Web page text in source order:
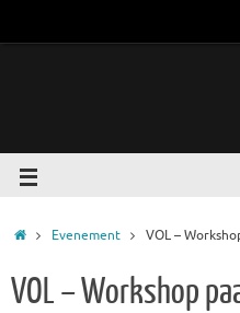
Evenement VOL –
VOL – Workshop